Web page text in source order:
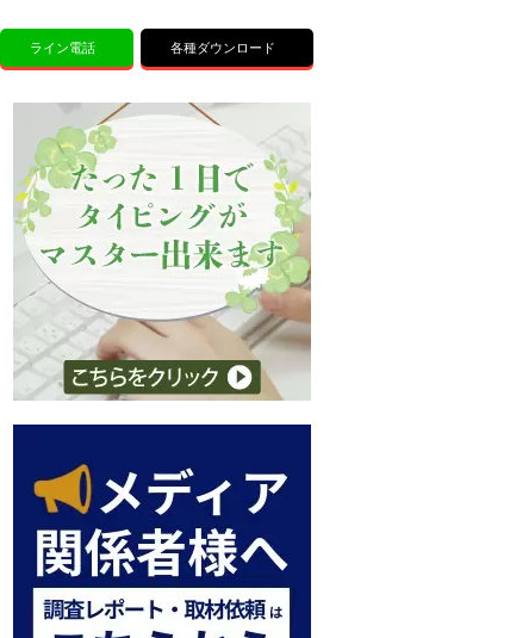
ライン電話 各種ダウンロード